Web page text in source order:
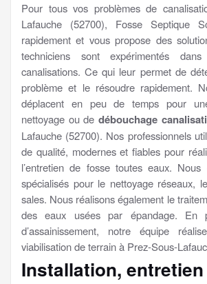
Pour tous vos problèmes de
Lafauche (52700), Fosse Septique
rapidement et vous propose des
techniciens sont expérimentés dans
canalisations. Ce qui leur permet de
problème et le résoudre rapidement.
déplacent en peu de temps pour
nettoyage ou dedébouchage
Lafauche (52700). Nos professionnels
de qualité, modernes et fiables pour
l’entretien de fosse toutes eaux. Nous
spécialisés pour le nettoyage réseaux,
sales. Nous réalisons également le
des eaux usées par épandage. En
d’assainissement, notre équipe
viabilisation de terrain à Prez-Sous-
Installation,